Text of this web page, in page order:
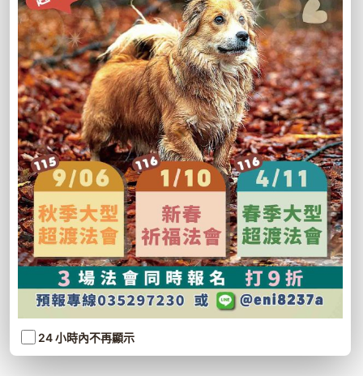
24 小時內不再顯示